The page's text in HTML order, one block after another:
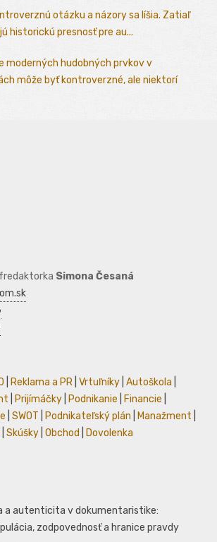
otázku a názory sa líšia. Zatiaľ
historickú presnosť pre au...
moderných hudobných prvkov v
môže byť kontroverzné, ale niektorí
Simona Česaná
Reklama a PR Vrtuľníky Autoškola
Prijímáčky Podnikanie Financie
SWOT Podnikateľský plán Manažment
Skúšky Obchod Dovolenka
a autenticita v dokumentaristike:
zodpovednosť a hranice pravdy